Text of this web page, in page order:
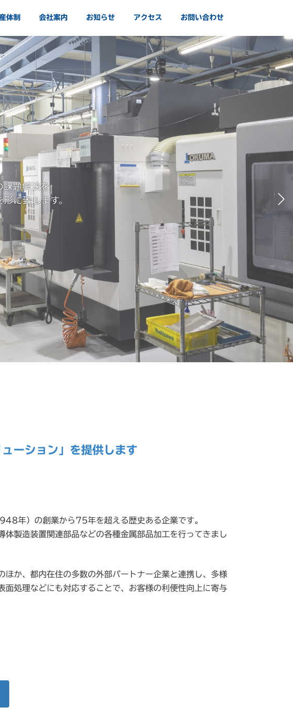
体制 会社案内 お知らせ アクセス お問い合わせ
して
歴史ある企業です
ます。
課題解決を
に致します。
経験から、
培ってきました。
連の工程と
対応力を発揮します。
ーション」を提供します
年）の創業から75年を超える歴史ある企業です。
体製造装置関連部品などの各種金属部品加工を行ってきまし
ほか、都内在住の多数の外部パートナー企業と連携し、多様
面処理などにも対応することで、お客様の利便性向上に寄与